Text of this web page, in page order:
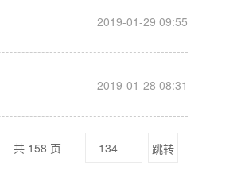
2019-01-29 09:55
2019-01-28 08:31
共 158 页 跳转